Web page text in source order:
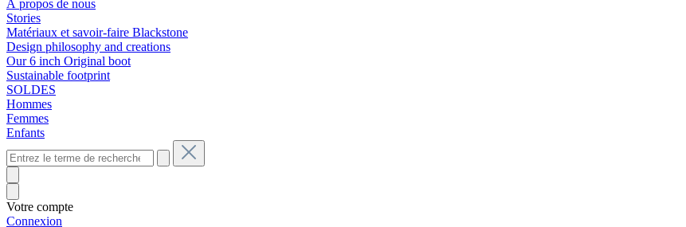
À propos de nous
Stories
Matériaux et savoir-faire Blackstone
Design philosophy and creations
Our 6 inch Original boot
Sustainable footprint
SOLDES
Hommes
Femmes
Enfants
Votre compte
Connexion